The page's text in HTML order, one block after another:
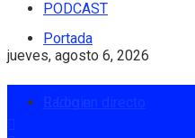
PODCAST
jueves, agosto 6, 2026
Portada